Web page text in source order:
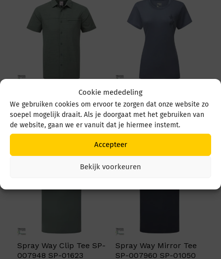
Cookie mededeling
We gebruiken cookies om ervoor te zorgen dat onze website zo
soepel mogelijk draait. Als je doorgaat met het gebruiken van
de website, gaan we er vanuit dat je hiermee instemt.
Accepteer
Bekijk voorkeuren
Spray Way Tolstra SS
SP-007231 SP-01623
Balsam green
€79,95
Spray Way Fleur Tee W
SP-008667 SP-01714
Flint Stone
€
Spray Way Clip Tee SP-
007948 SP-01623
Spray Way Mirror Tee
SP-007960 SP-01050